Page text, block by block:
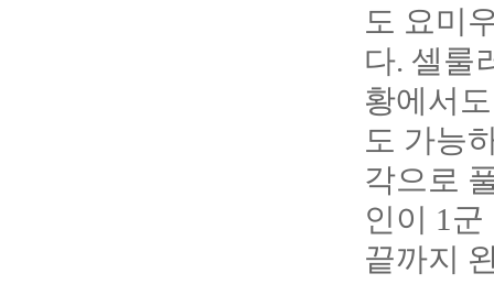
도 요미
다. 셀룰
황에서
도 가능
각으로
인이 1
끝까지